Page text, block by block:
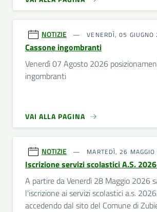
NOTIZIE VENERDÌ, 05
Cassone ingombranti
Venerdì 07 Agosto 2026
ingombranti
VAI ALLA PAGINA
NOTIZIE MARTEDÌ, 26
Iscrizione servizi scolastici A.S.
A partire da Venerdì 28 Maggio 2026
l'iscrizione ai servizi scolastici a.s.
accedendo dal sito del Comune di